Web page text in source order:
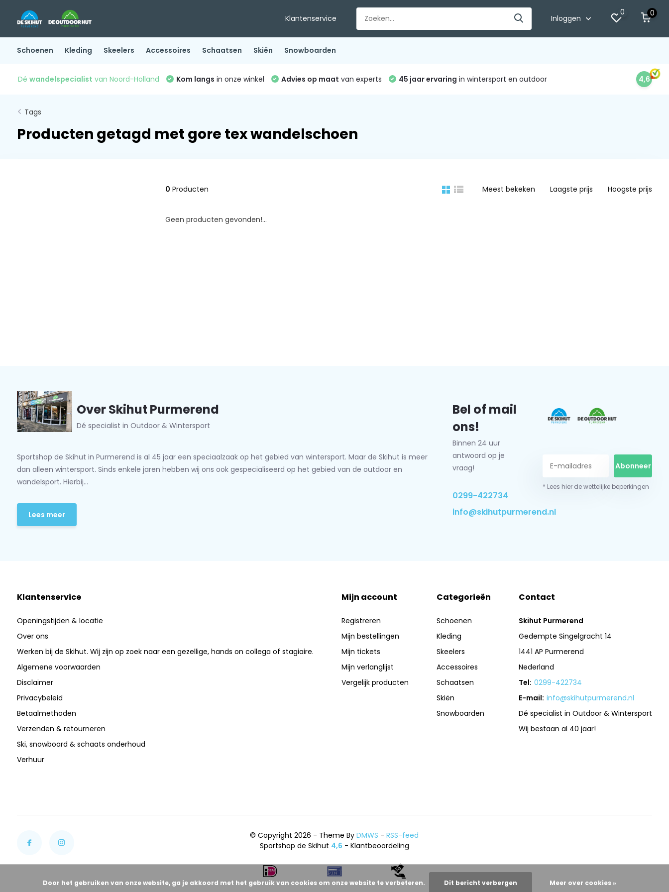
Klantenservice Inloggen
0 0
Schoenen Kleding Skeelers Accessoires Schaatsen Skiën Snowboarden
Dé wandelspecialist van Noord-Holland Kom langs in onze winkel Advies op maat van experts 45 jaar ervaring in wintersport en outdoor 4,6
Tags
Producten getagd met gore tex wandelschoen
0 Producten Meest bekeken Laagste prijs Hoogste prijs
Geen producten gevonden!...
Over Skihut Purmerend
Dé specialist in Outdoor & Wintersport
Sportshop de Skihut in Purmerend is al 45 jaar een speciaalzaak op het gebied van wintersport. Maar de Skihut is meer
dan alleen wintersport. Sinds enkele jaren hebben wij ons ook gespecialiseerd op het gebied van de outdoor en
wandelsport. Hierbij...
Lees meer
Bel of mail
ons!
Binnen 24 uur
antwoord op je
vraag!
0299-422734
info@skihutpurmerend.nl
Abonneer
* Lees hier de wettelijke beperkingen
Klantenservice
Openingstijden & locatie
Over ons
Werken bij de Skihut. Wij zijn op zoek naar een gezellige, hands on collega of stagiaire.
Algemene voorwaarden
Disclaimer
Privacybeleid
Betaalmethoden
Verzenden & retourneren
Ski, snowboard & schaats onderhoud
Verhuur
Mijn account
Registreren
Mijn bestellingen
Mijn tickets
Mijn verlanglijst
Vergelijk producten
Categorieën
Schoenen
Kleding
Skeelers
Accessoires
Schaatsen
Skiën
Snowboarden
Contact
Skihut Purmerend
Gedempte Singelgracht 14
1441 AP Purmerend
Nederland
Tel: 0299-422734
E-mail: info@skihutpurmerend.nl
Dé specialist in Outdoor & Wintersport
Wij bestaan al 40 jaar!
© Copyright 2026 - Theme ByDMWS -RSS-feed
Sportshop de Skihut 4,6 - Klantbeoordeling
Door het gebruiken van onze website, ga je akkoord met het gebruik van cookies om onze website te verbeteren. Dit bericht verbergen Meer over cookies »